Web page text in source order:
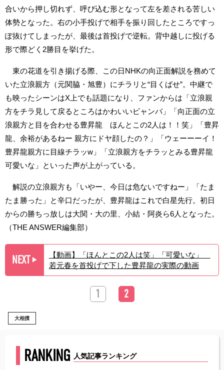
合いから押し切れず、呼び込む形となって左を差される苦しい
体勢となった。右の小手投げで相手を振り回したところですっ
ぽ抜けてしまったが、最後は首投げで逆転。背中越しに投げる
形で際どく2勝目を挙げた。
東の花道を引き揚げる際、この日NHKの向正面解説を務めて
いた立浪親方（元関脇・旭豊）にチラリと“目くばせ”。中継で
も映ったシーンはX上でも話題になり、ファンからは「立浪親
方をチラ見して戻るところはかわいいビャンバ」「向正面の立
浪親方と目を合わせる豊昇龍 ほんとこの2人は！！笑」「豊昇
龍、余裕があるねー 親方にドヤ顔したの？」「ウェーーーイ！
豊昇龍親方に目線チラッw」「立浪親方をチラッとみる豊昇龍
可愛いな」といった声が上がっている。
解説の立浪親方も「いやー、今日は危ないですねー」「たま
たま勝った」と辛口だったが、豊昇龍はこれで白星先行。初日
からの勝ちっ放しは大関・大の里、小結・阿炎ら6人となった。
（THE ANSWER編集部）
NEXT ▶︎
【動画】「ほんとこの2人は笑」「可愛いな」
若元春を首投げで下した豊昇龍の実際の動画
1 2
大相撲
RANKING 人気記事ランキング